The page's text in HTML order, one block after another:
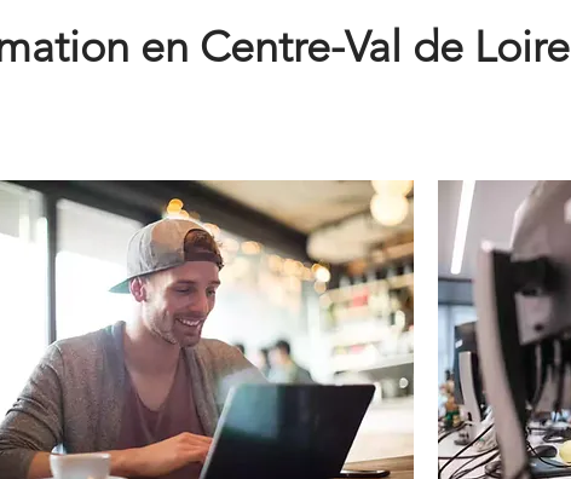
en Centre-Val de Loire